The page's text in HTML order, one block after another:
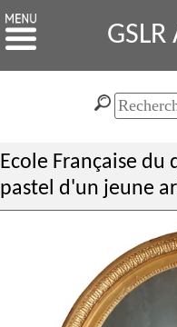
Ecole Française du
pastel d'un jeune